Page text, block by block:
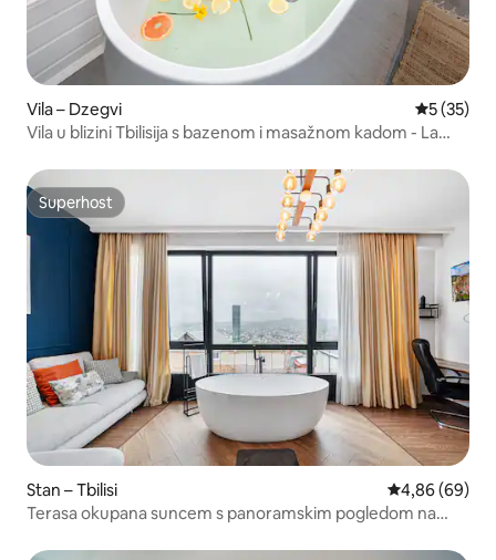
Vila – Dzegvi Prosječna
5 (35)
Vila u blizini Tbilisija s bazenom i masažnom kadom - La
Superhost
Superhost
Stan – Tbilisi Prosječna
4,86 (69)
Terasa okupana suncem s panoramskim pogledom na